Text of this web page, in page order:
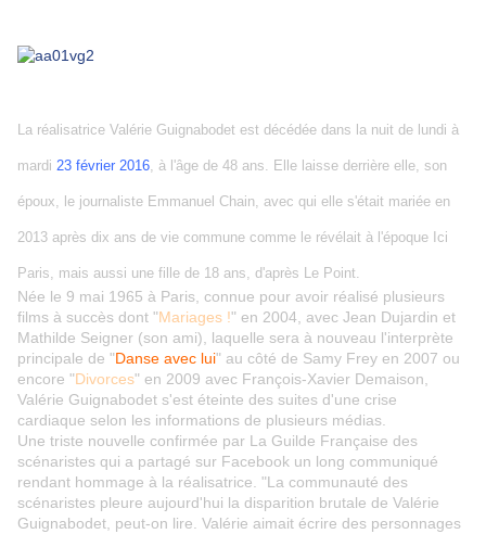
La réalisatrice Valérie Guignabodet est décédée dans la nuit de lundi à
mardi 23 février 2016, à l'âge de 48 ans. Elle laisse derrière elle, son
époux, le journaliste Emmanuel Chain, avec qui elle s'était mariée en
2013 après dix ans de vie commune comme le révélait à l'époque Ici
Paris, mais aussi une fille de 18 ans, d'après Le Point.
Née le 9 mai 1965 à Paris, connue pour avoir réalisé plusieurs
films à succès dont "Mariages !" en 2004, avec Jean Dujardin et
Mathilde Seigner (son ami), laquelle sera à nouveau l'interprète
principale de "Danse avec lui" au côté de Samy Frey en 2007 ou
encore "Divorces" en 2009 avec François-Xavier Demaison,
Valérie Guignabodet s'est éteinte des suites d'une crise
cardiaque selon les informations de plusieurs médias.
Une triste nouvelle confirmée par La Guilde Française des
scénaristes qui a partagé sur Facebook un long communiqué
rendant hommage à la réalisatrice. "La communauté des
scénaristes pleure aujourd'hui la disparition brutale de Valérie
Guignabodet, peut-on lire. Valérie aimait écrire des personnages